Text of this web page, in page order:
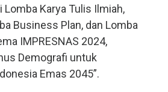
Karya Tulis Ilmiah,
Business Plan, dan Lomba
IMPRESNAS 2024,
Demografi untuk
Emas 2045”.